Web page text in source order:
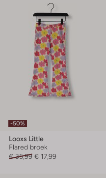
-50%
Looxs Little
Flared broek
€ 35,99 € 17,99